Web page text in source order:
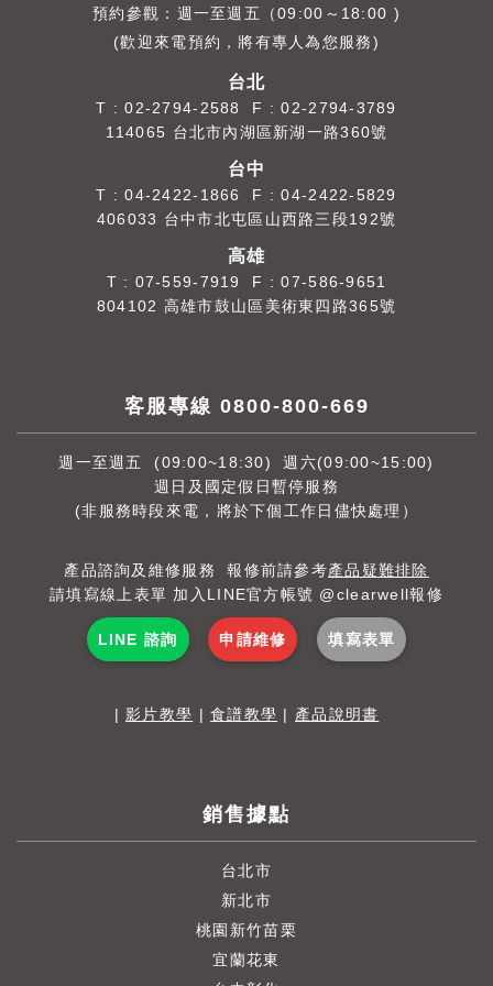
預約參觀：週一至週五（09:00～18:00 )
(歡迎來電預約，將有專人為您服務)
台北
T :02-2794-2588
F : 02-2794-3789
114065 台北市內湖區新湖一路360號
台中
T :04-2422-1866
F : 04-2422-5829
406033 台中市北屯區山西路三段192號
高雄
T : 07-559-7919
F : 07-586-9651
804102 高雄市鼓山區美術東四路365號
客服專線 0800-800-669
週一至週五 (09:00~18:30) 週六(09:00~15:00)
週日及國定假日暫停服務
(非服務時段來電，將於下個工作日儘快處理）
產品諮詢及維修服務 報修前請參考產品疑難排除
請填寫線上表單 加入LINE官方帳號 @clearwell報修
LINE 諮詢 申請維修 填寫表單
|影片教學 |食譜教學 | 產品說明書
銷售據點
台北市
新北市
桃園新竹苗栗
宜蘭花東